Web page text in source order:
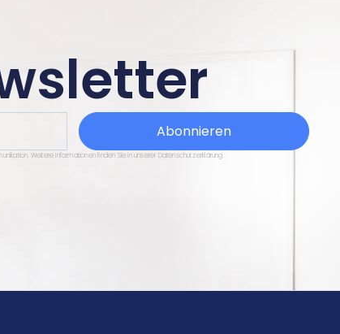
Abonnieren
Weitere Informationen finden Sie in unserer Datenschutzerklärung.